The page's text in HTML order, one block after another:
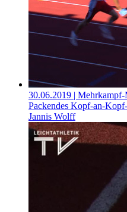
30.06.2019 |
Packendes Kopf-an-
Jannis Wolff